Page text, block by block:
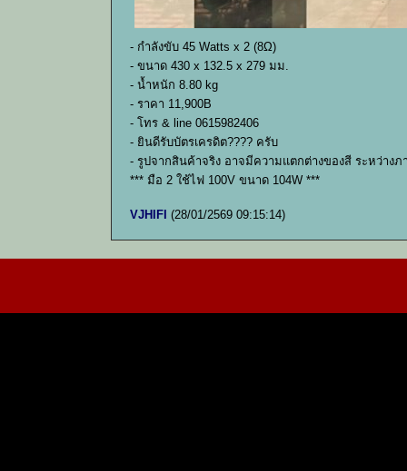
- กำลังขับ 45 Watts x 2 (8Ω)
- ขนาด 430 x 132.5 x 279 มม.
- น้ำหนัก 8.80 kg
- ราคา 11,900B
- โทร & line 0615982406
- ยินดีรับบัตรเครดิต???? ครับ
- รูปจากสินค้าจริง อาจมีความแตกต่างของสี ระหว่าง
*** มือ 2 ใช้ไฟ 100V ขนาด 104W ***
VJHIFI (28/01/2569 09:15:14)